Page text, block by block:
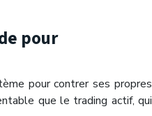
pour
pour contrer ses propres
que le trading actif, qui